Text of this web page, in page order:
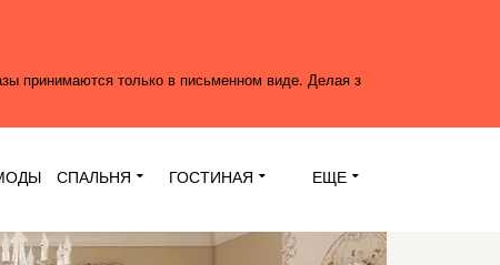
принимаются только в письменном виде. Делая з
СПАЛЬНЯ ГОСТИНАЯ ЕЩЕ